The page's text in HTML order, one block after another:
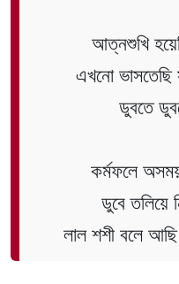
আত্নশুখি
এখনো ভাসতেছি
ডুবতে
কর্মফলে
ডুবে তলিয়ে
লাল শশী বলে